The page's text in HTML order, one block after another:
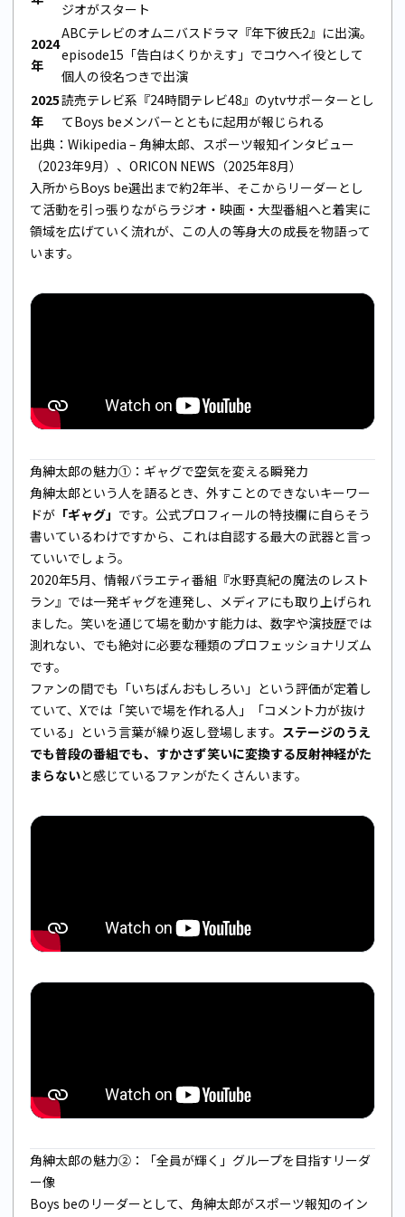
ジオがスタート
2024
年
ABCテレビのオムニバスドラマ『年下彼氏2』に出演。
episode15「告白はくりかえす」でコウヘイ役として
個人の役名つきで出演
2025
年
読売テレビ系『24時間テレビ48』のytvサポーターとし
てBoys beメンバーとともに起用が報じられる
出典： Wikipedia – 角紳太郎、 スポーツ報知インタビュー
（2023年9月） 、 ORICON NEWS（2025年8月）
入所からBoys be選出まで約2年半、そこからリーダーとし
て活動を引っ張りながらラジオ・映画・大型番組へと着実に
領域を広げていく流れが、この人の等身大の成長を物語って
います。
角紳太郎の魅力①：ギャグで空気を変える瞬発力
角紳太郎という人を語るとき、外すことのできないキーワー
ドが 「ギャグ」 です。公式プロフィールの特技欄に自らそう
書いているわけですから、これは自認する最大の武器と言っ
ていいでしょう。
2020年5月、情報バラエティ番組『水野真紀の魔法のレスト
ラン』では一発ギャグを連発し、メディアにも取り上げられ
ました。笑いを通じて場を動かす能力は、数字や演技歴では
測れない、でも絶対に必要な種類のプロフェッショナリズム
です。
ファンの間でも「いちばんおもしろい」という評価が定着し
ていて、Xでは「笑いで場を作れる人」「コメント力が抜け
ている」という言葉が繰り返し登場します。 ステージのうえ
でも普段の番組でも、すかさず笑いに変換する反射神経がた
まらないと感じているファンがたくさんいます。
角紳太郎の魅力②：「全員が輝く」グループを目指すリーダ
ー像
Boys beのリーダーとして、角紳太郎がスポーツ報知のイン